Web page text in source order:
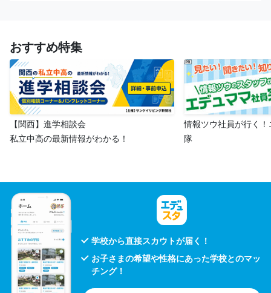
おすすめ特集
【関西】進学相談会
私立中高の最新情報がわかる！
情報ツウ社員が行く
隊
学校から直接スカウトが届く！
お子さまの希望や性格にあった学校とのマッ
チング！